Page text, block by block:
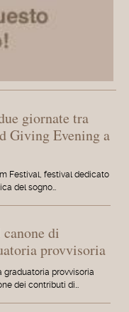
giornate tra
Giving Evening a
Festival, festival dedicato
del sogno…
di
provvisoria
graduatoria provvisoria
dei contributi di…